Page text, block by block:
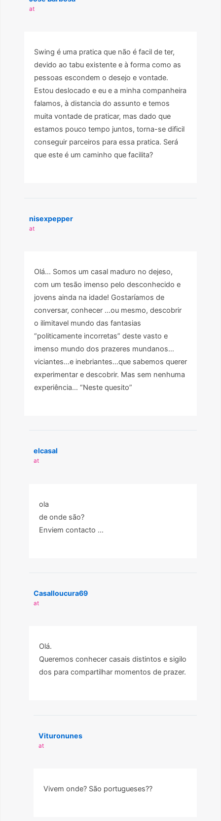
at
Swing é uma pratica que não é facil de ter,
devido ao tabu existente e à forma como as
pessoas escondem o desejo e vontade.
Estou deslocado e eu e a minha companheira
falamos, à distancia do assunto e temos
muita vontade de praticar, mas dado que
estamos pouco tempo juntos, torna-se dificil
conseguir parceiros para essa pratica. Será
que este é um caminho que facilita?
nisexpepper
at
Olá… Somos um casal maduro no dejeso,
com um tesão imenso pelo desconhecido e
jovens ainda na idade! Gostaríamos de
conversar, conhecer …ou mesmo, descobrir
o ilimitavel mundo das fantasias
“politicamente incorretas” deste vasto e
imenso mundo dos prazeres mundanos…
viciantes…e inebriantes…que sabemos querer
experimentar e descobrir. Mas sem nenhuma
experiência… “Neste quesito”
elcasal
at
ola
de onde são?
Enviem contacto …
Casalloucura69
at
Olá.
Queremos conhecer casais distintos e sigilo
dos para compartilhar momentos de prazer.
Vituronunes
at
Vivem onde? São portugueses??